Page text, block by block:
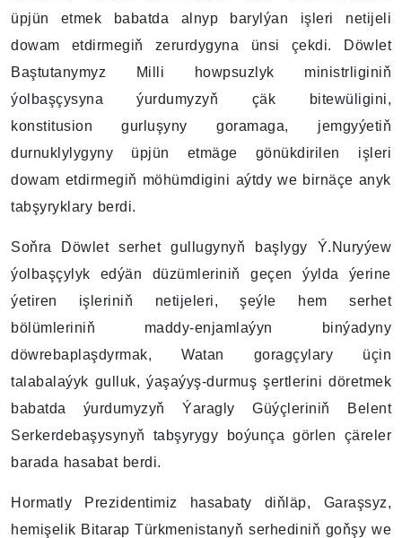
üpjün etmek babatda alnyp barylýan işleri netijeli
dowam etdirmegiň zerurdygyna ünsi çekdi. Döwlet
Baştutanymyz Milli howpsuzlyk ministrliginiň
ýolbaşçysyna ýurdumyzyň çäk bitewüligini,
konstitusion gurluşyny goramaga, jemgyýetiň
durnuklylygyny üpjün etmäge gönükdirilen işleri
dowam etdirmegiň möhümdigini aýtdy we birnäçe anyk
tabşyryklary berdi.
Soňra Döwlet serhet gullugynyň başlygy Ý.Nuryýew
ýolbaşçylyk edýän düzümleriniň geçen ýylda ýerine
ýetiren işleriniň netijeleri, şeýle hem serhet
bölümleriniň maddy-enjamlaýyn binýadyny
döwrebaplaşdyrmak, Watan goragçylary üçin
talabalaýyk gulluk, ýaşaýyş-durmuş şertlerini döretmek
babatda ýurdumyzyň Ýaragly Güýçleriniň Belent
Serkerdebaşysynyň tabşyrygy boýunça görlen çäreler
barada hasabat berdi.
Hormatly Prezidentimiz hasabaty diňläp, Garaşsyz,
hemişelik Bitarap Türkmenistanyň serhediniň goňşy we